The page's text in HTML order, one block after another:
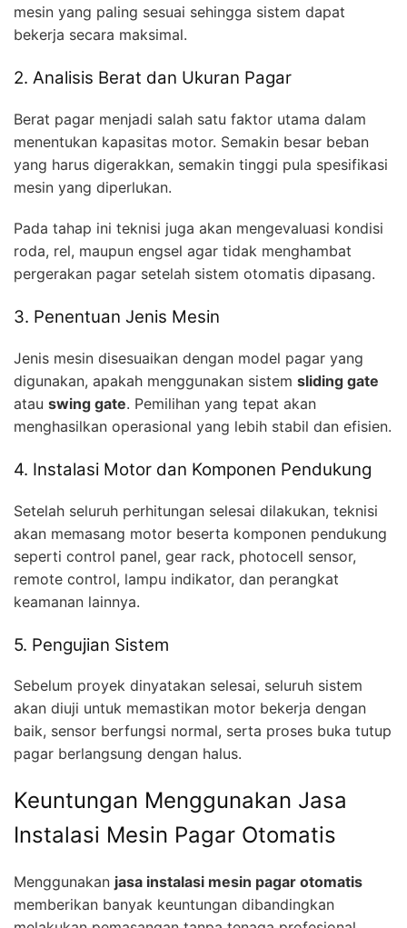
mesin yang paling sesuai sehingga sistem dapat
bekerja secara maksimal.
2. Analisis Berat dan Ukuran Pagar
Berat pagar menjadi salah satu faktor utama dalam
menentukan kapasitas motor. Semakin besar beban
yang harus digerakkan, semakin tinggi pula spesifikasi
mesin yang diperlukan.
Pada tahap ini teknisi juga akan mengevaluasi kondisi
roda, rel, maupun engsel agar tidak menghambat
pergerakan pagar setelah sistem otomatis dipasang.
3. Penentuan Jenis Mesin
Jenis mesin disesuaikan dengan model pagar yang
digunakan, apakah menggunakan sistem sliding gate
atau swing gate. Pemilihan yang tepat akan
menghasilkan operasional yang lebih stabil dan efisien.
4. Instalasi Motor dan Komponen Pendukung
Setelah seluruh perhitungan selesai dilakukan, teknisi
akan memasang motor beserta komponen pendukung
seperti control panel, gear rack, photocell sensor,
remote control, lampu indikator, dan perangkat
keamanan lainnya.
5. Pengujian Sistem
Sebelum proyek dinyatakan selesai, seluruh sistem
akan diuji untuk memastikan motor bekerja dengan
baik, sensor berfungsi normal, serta proses buka tutup
pagar berlangsung dengan halus.
Keuntungan Menggunakan Jasa
Instalasi Mesin Pagar Otomatis
Menggunakan jasa instalasi mesin pagar otomatis
memberikan banyak keuntungan dibandingkan